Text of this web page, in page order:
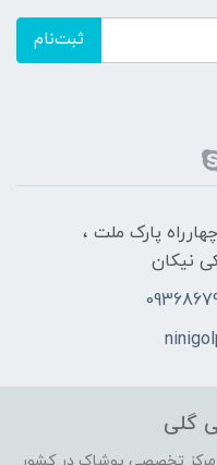
ثبت‌نام
پارک ملت ،
نیکان
گلی